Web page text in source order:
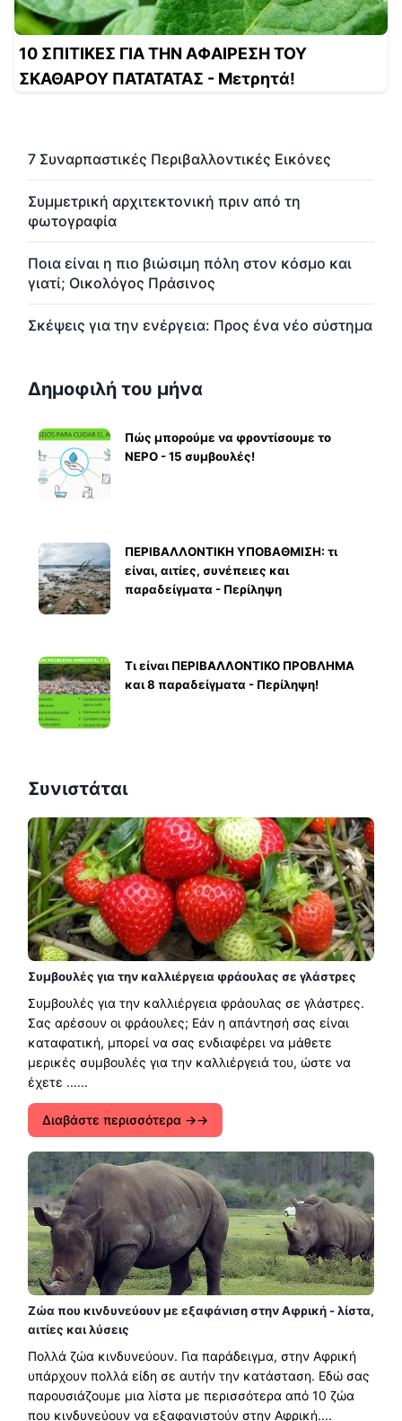
10 ΣΠΙΤΙΚΕΣ ΓΙΑ ΤΗΝ ΑΦΑΙΡΕΣΗ ΤΟΥ
ΣΚΑΘΑΡΟΥ ΠΑΤΑΤΑΤΑΣ - Μετρητά!
7 Συναρπαστικές Περιβαλλοντικές Εικόνες
Συμμετρική αρχιτεκτονική πριν από τη
φωτογραφία
Ποια είναι η πιο βιώσιμη πόλη στον κόσμο και
γιατί; Οικολόγος Πράσινος
Σκέψεις για την ενέργεια: Προς ένα νέο σύστημα
Δημοφιλή του μήνα
Πώς μπορούμε να φροντίσουμε το
ΝΕΡΟ - 15 συμβουλές!
ΠΕΡΙΒΑΛΛΟΝΤΙΚΗ ΥΠΟΒΑΘΜΙΣΗ: τι
είναι, αιτίες, συνέπειες και
παραδείγματα - Περίληψη
Τι είναι ΠΕΡΙΒΑΛΛΟΝΤΙΚΟ ΠΡΟΒΛΗΜΑ
και 8 παραδείγματα - Περίληψη!
Συνιστάται
Συμβουλές για την καλλιέργεια φράουλας σε γλάστρες
Συμβουλές για την καλλιέργεια φράουλας σε γλάστρες.
Σας αρέσουν οι φράουλες; Εάν η απάντησή σας είναι
καταφατική, μπορεί να σας ενδιαφέρει να μάθετε
μερικές συμβουλές για την καλλιέργειά του, ώστε να
έχετε ......
Διαβάστε περισσότερα →
Ζώα που κινδυνεύουν με εξαφάνιση στην Αφρική - λίστα,
αιτίες και λύσεις
Πολλά ζώα κινδυνεύουν. Για παράδειγμα, στην Αφρική
υπάρχουν πολλά είδη σε αυτήν την κατάσταση. Εδώ σας
παρουσιάζουμε μια λίστα με περισσότερα από 10 ζώα
που κινδυνεύουν να εξαφανιστούν στην Αφρική....